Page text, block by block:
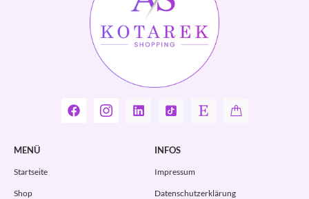
MENÜ
Startseite
Shop
INFOS
Impressum
Datenschutzerklärung